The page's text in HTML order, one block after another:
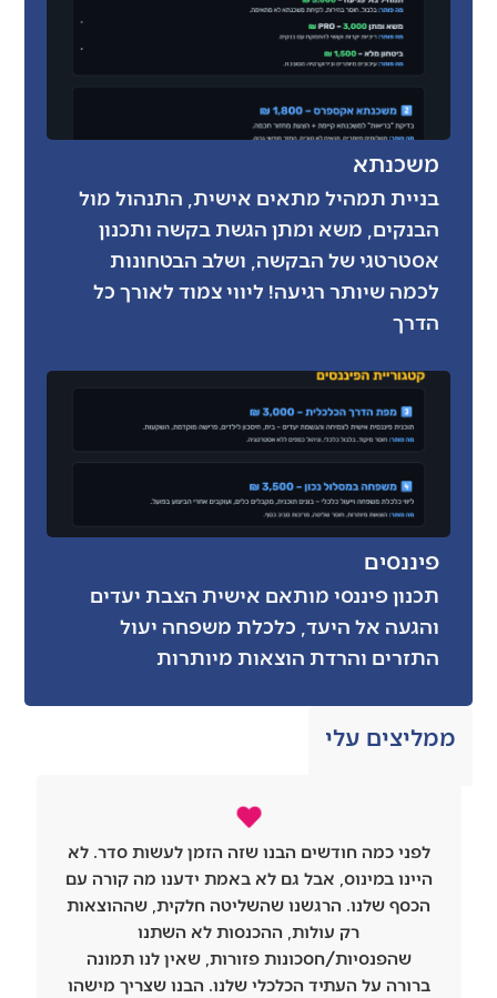
משכנתא
בניית תמהיל מתאים אישית, התנהול מול
הבנקים, משא ומתן הגשת בקשה ותכנון
אסטרטגי של הבקשה, ושלב הבטחונות
לכמה שיותר רגיעה! ליווי צמוד לאורך כל
הדרך
פיננסים
תכנון פיננסי מותאם אישית הצבת יעדים
והגעה אל היעד, כלכלת משפחה יעול
התזרים והרדת הוצאות מיותרות
ממליצים עלי
לפני כמה חודשים הבנו שזה הזמן לעשות סדר. לא
היינו במינוס, אבל גם לא באמת ידענו מה קורה עם
הכסף שלנו. הרגשנו שהשליטה חלקית, שההוצאות
רק עולות, ההכנסות לא השתנו
שהפנסיות/חסכונות פזורות, שאין לנו תמונה
ברורה על העתיד הכלכלי שלנו. הבנו שצריך מישהו